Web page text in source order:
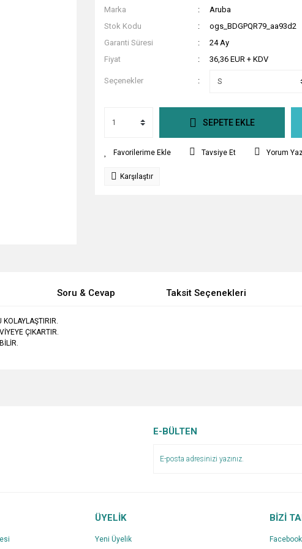
Marka
Aruba
Stok Kodu
ogs_BDGPQR79_aa93d2
Garanti Süresi
24 Ay
Fiyat
36,36 EUR + KDV
Seçenekler
SEPETE EKLE
Tavsiye Et Yorum
Karşılaştır
Soru & Cevap Taksit Seçenekleri
ÇIKARTIR.
E-BÜLTEN
ÜYELİK
Yeni Üyelik
BİZİ
Facebook